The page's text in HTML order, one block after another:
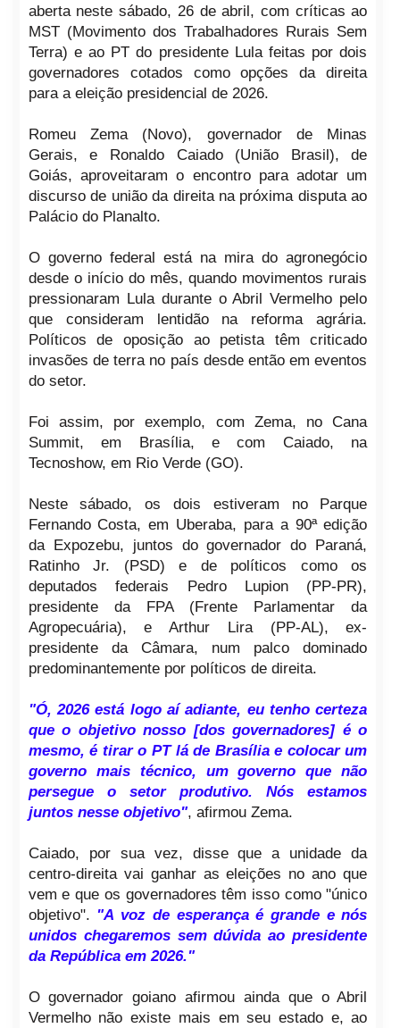
aberta neste sábado, 26 de abril, com críticas ao
MST (Movimento dos Trabalhadores Rurais Sem
Terra) e ao PT do presidente Lula feitas por dois
governadores cotados como opções da direita
para a eleição presidencial de 2026.
Romeu Zema (Novo), governador de Minas
Gerais, e Ronaldo Caiado (União Brasil), de
Goiás, aproveitaram o encontro para adotar um
discurso de união da direita na próxima disputa ao
Palácio do Planalto.
O governo federal está na mira do agronegócio
desde o início do mês, quando movimentos rurais
pressionaram Lula durante o Abril Vermelho pelo
que consideram lentidão na reforma agrária.
Políticos de oposição ao petista têm criticado
invasões de terra no país desde então em eventos
do setor.
Foi assim, por exemplo, com Zema, no Cana
Summit, em Brasília, e com Caiado, na
Tecnoshow, em Rio Verde (GO).
Neste sábado, os dois estiveram no Parque
Fernando Costa, em Uberaba, para a 90ª edição
da Expozebu, juntos do governador do Paraná,
Ratinho Jr. (PSD) e de políticos como os
deputados federais Pedro Lupion (PP-PR),
presidente da FPA (Frente Parlamentar da
Agropecuária), e Arthur Lira (PP-AL), ex-
presidente da Câmara, num palco dominado
predominantemente por políticos de direita.
"Ó, 2026 está logo aí adiante, eu tenho certeza
que o objetivo nosso [dos governadores] é o
mesmo, é tirar o PT lá de Brasília e colocar um
governo mais técnico, um governo que não
persegue o setor produtivo. Nós estamos
juntos nesse objetivo", afirmou Zema.
Caiado, por sua vez, disse que a unidade da
centro-direita vai ganhar as eleições no ano que
vem e que os governadores têm isso como "único
objetivo". "A voz de esperança é grande e nós
unidos chegaremos sem dúvida ao presidente
da República em 2026."
O governador goiano afirmou ainda que o Abril
Vermelho não existe mais em seu estado e, ao